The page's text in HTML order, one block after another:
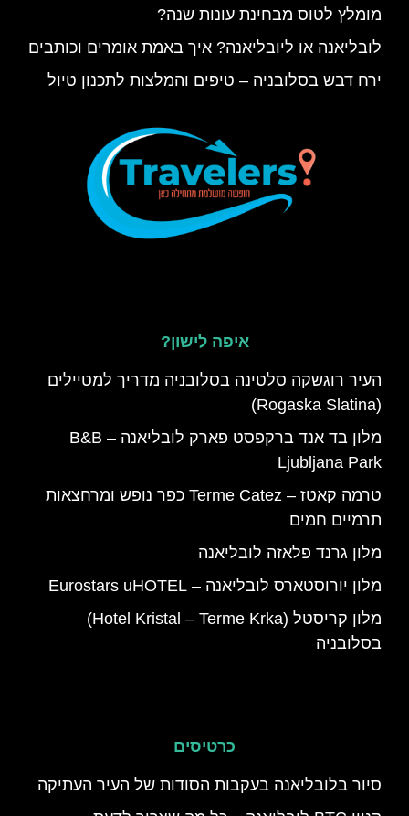
מומלץ לטוס מבחינת עונות שנה?
לובליאנה או ליובליאנה? איך באמת אומרים וכותבים
ירח דבש בסלובניה – טיפים והמלצות לתכנון טיול
איפה לישון?
העיר רוגשקה סלטינה בסלובניה מדריך למטיילים
(Rogaska Slatina)
מלון בד אנד ברקפסט פארק לובליאנה – B&B
Ljubljana Park
טרמה קאטז – Terme Catez כפר נופש ומרחצאות
תרמיים חמים
מלון גרנד פלאזה לובליאנה
מלון יורוסטארס לובליאנה – Eurostars uHOTEL
מלון קריסטל (Hotel Kristal – Terme Krka)
בסלובניה
כרטיסים
סיור בלובליאנה בעקבות הסודות של העיר העתיקה